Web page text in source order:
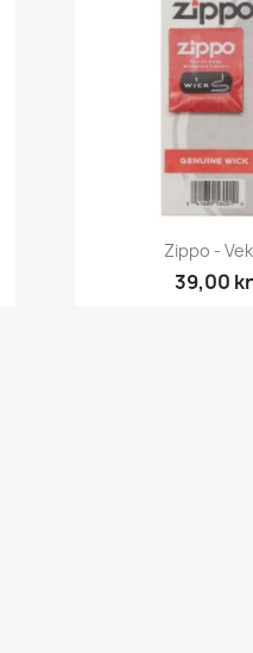

Zippo -
39,00 kr